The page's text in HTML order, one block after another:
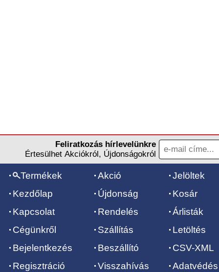
Feliratkozás hírlevelünkre
Értesülhet Akciókról, Újdonságokról
Termékek
Kezdőlap
Kapcsolat
Cégünkről
Bejelentkezés
Regisztráció
Akció
Újdonság
Rendelés
Szállítás
Beszállító
Visszahívás
Jelöltek
Kosár
Árlisták
Letöltés
CSV-XML
Adatvédés